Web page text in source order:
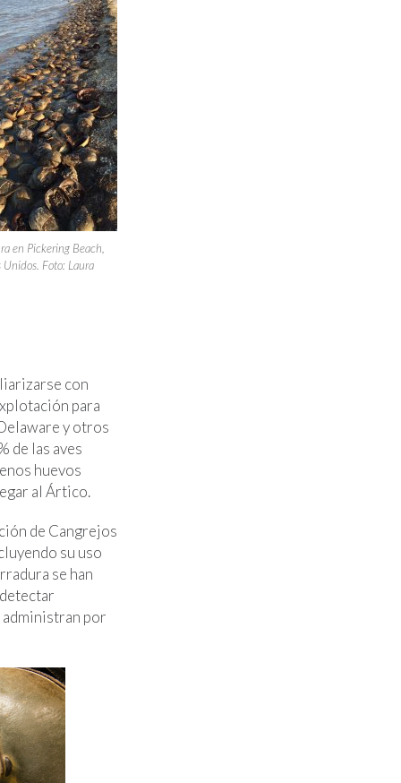
en Pickering Beach,
Unidos. Foto: Laura
con
para
y otros
de las aves
huevos
al Ártico.
de Cangrejos
su uso
se han
por